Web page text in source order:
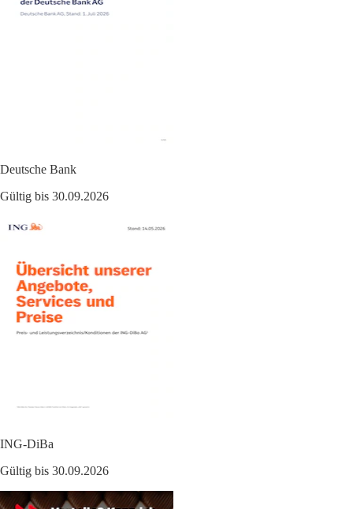
Deutsche Bank
Gültig bis 30.09.2026
ING-DiBa
Gültig bis 30.09.2026